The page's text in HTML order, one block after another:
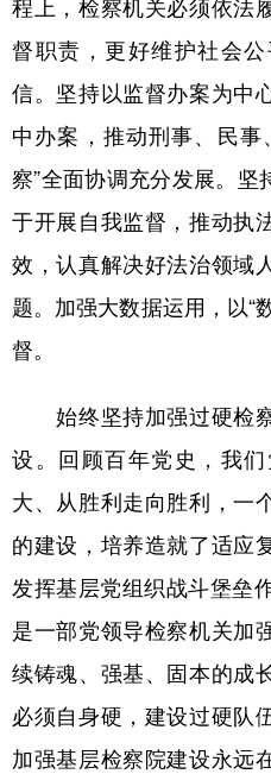
督职责，更好维护社会
信。坚持以监督办案为中
中办案，推动刑事、民
察”全面协调充分发展。
于开展自我监督，推动执
效，认真解决好法治领域
题。加强大数据运用，以“
督。
始终坚持加强过硬检
设。回顾百年党史，我
大、从胜利走向胜利，一
的建设，培养造就了适应
发挥基层党组织战斗堡垒
是一部党领导检察机关加
续铸魂、强基、固本的成
必须自身硬，建设过硬队
加强基层检察院建设永远